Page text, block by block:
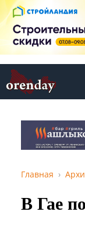
Главная
В Гае